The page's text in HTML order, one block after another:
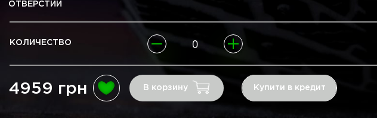
ОТВЕРСТИЙ
КОЛИЧЕСТВО
4959 грн В корзину Купити в кредит